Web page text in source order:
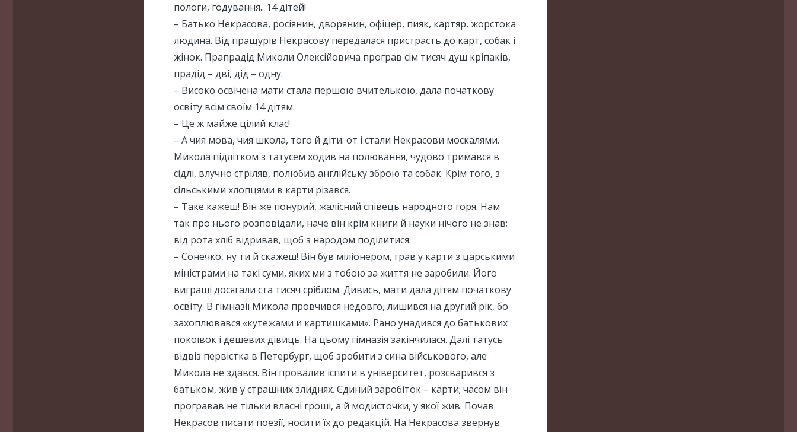
пологи, годування.. 14 дітей!
– Батько Некрасова, росіянин, дворянин, офіцер, пияк, картяр, жорстока
людина. Від пращурів Некрасову передалася пристрасть до карт, собак і
жінок. Прапрадід Миколи Олексійовича програв сім тисяч душ кріпаків,
прадід – дві, дід – одну.
– Високо освічена мати стала першою вчителькою, дала початкову
освіту всім своїм 14 дітям.
– Це ж майже цілий клас!
– А чия мова, чия школа, того й діти: от і стали Некрасови москалями.
Микола підлітком з татусем ходив на полювання, чудово тримався в
сідлі, влучно стріляв, полюбив англійську зброю та собак. Крім того, з
сільськими хлопцями в карти різався.
– Таке кажеш! Він же понурий, жалісний співець народного горя. Нам
так про нього розповідали, наче він крім книги й науки нічого не знав;
від рота хліб відривав, щоб з народом поділитися.
– Сонечко, ну ти й скажеш! Він був міліонером, грав у карти з царськими
міністрами на такі суми, яких ми з тобою за життя не заробили. Його
виграші досягали ста тисяч сріблом. Дивись, мати дала дітям початкову
освіту. В гімназії Микола провчився недовго, лишився на другий рік, бо
захоплювався «кутежами и картишками». Рано унадився до батькових
покоївок і дешевих дівиць. На цьому гімназія закінчилася. Далі татусь
відвіз первістка в Петербург, щоб зробити з сина військового, але
Микола не здався. Він провалив іспити в університет, розсварився з
батьком, жив у страшних злиднях. Єдиний заробіток – карти; часом він
програвав не тільки власні гроші, а й модисточки, у якої жив. Почав
Некрасов писати поезії, носити їх до редакцій. На Некрасова звернув